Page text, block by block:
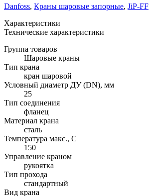
Danfoss, Краны шаровые запорные, JiP-FF
Характеристики
Технические характеристики
Группа товаров
Шаровые краны
Тип крана
кран шаровой
Условный диаметр ДУ (DN), мм
25
Тип соединения
фланец
Материал крана
сталь
Температура макс., С
150
Управление краном
рукоятка
Тип прохода
стандартный
Вид крана